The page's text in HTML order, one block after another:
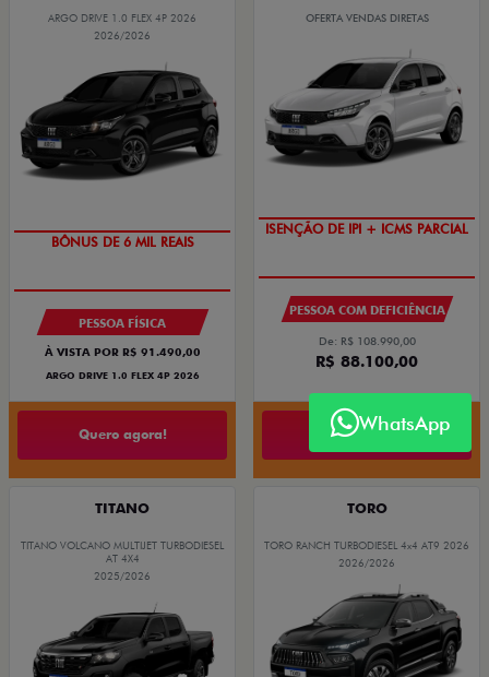
ARGO DRIVE 1.0 FLEX 4P 2026
2026/2026
TAXA ZERO
PESSOA FÍSICA
À VISTA POR R$ 91.490,00
ARGO DRIVE 1.0 FLEX 4P 2026
Quero agora!
OFERTA VENDAS DIRETAS
ISENÇÃO DE IPI + ICMS PARCIAL
PESSOA COM DEFICIÊNCIA
De: R$ 108.990,00
R$ 88.100,00
Quero agora!
TITANO
TITANO VOLCANO MULTIJET TURBODIESEL
AT 4X4
2025/2026
TORO
TORO RANCH TURBODIESEL 4x4 AT9 2026
2026/2026
WhatsApp